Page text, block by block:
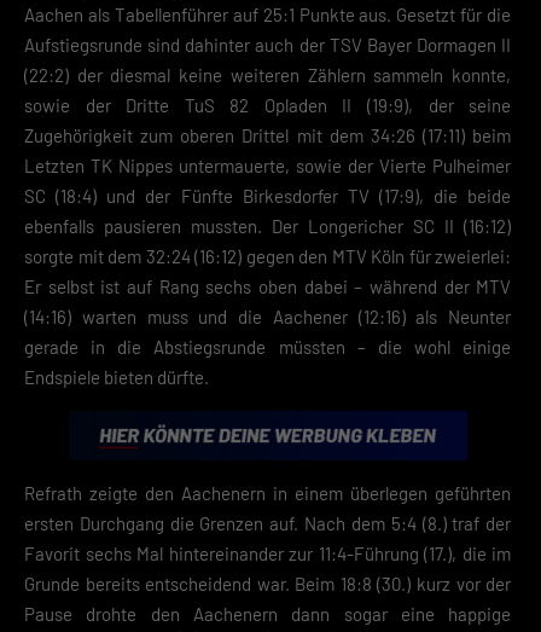
Aachen als Tabellenführer auf 25:1 Punkte aus. Gesetzt für die
Aufstiegsrunde sind dahinter auch der TSV Bayer Dormagen II
(22:2) der diesmal keine weiteren Zählern sammeln konnte,
sowie der Dritte TuS 82 Opladen II (19:9), der seine
Zugehörigkeit zum oberen Drittel mit dem 34:26 (17:11) beim
Letzten TK Nippes untermauerte, sowie der Vierte Pulheimer
SC (18:4) und der Fünfte Birkesdorfer TV (17:9), die beide
ebenfalls pausieren mussten. Der Longericher SC II (16:12)
sorgte mit dem 32:24 (16:12) gegen den MTV Köln für zweierlei:
Er selbst ist auf Rang sechs oben dabei – während der MTV
(14:16) warten muss und die Aachener (12:16) als Neunter
gerade in die Abstiegsrunde müssten – die wohl einige
Endspiele bieten dürfte.
Refrath zeigte den Aachenern in einem überlegen geführten
ersten Durchgang die Grenzen auf. Nach dem 5:4 (8.) traf der
Favorit sechs Mal hintereinander zur 11:4-Führung (17.), die im
Grunde bereits entscheidend war. Beim 18:8 (30.) kurz vor der
Pause drohte den Aachenern dann sogar eine happige